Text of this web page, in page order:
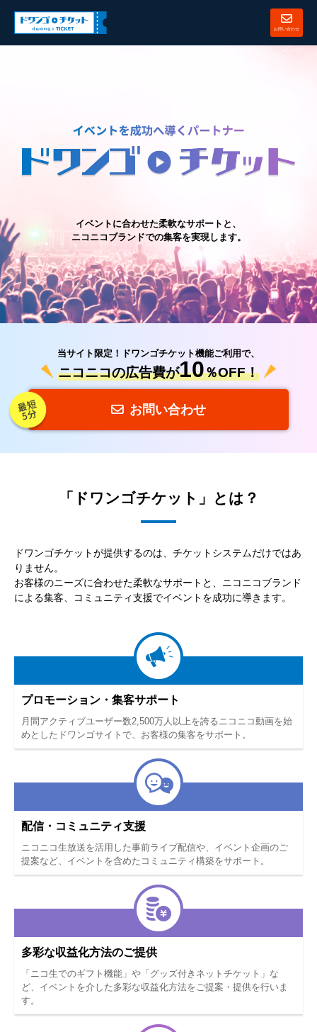
お問い合わせ
イベントに合わせた柔軟なサポートと、
ニコニコブランドでの集客を実現します。
当サイト限定！ドワンゴチケット機能ご利用で、
ニコニコの広告費が10％OFF！
お問い合わせ
「ドワンゴチケット」とは？
ドワンゴチケットが提供するのは、チケットシステムだけではあ
りません。
お客様のニーズに合わせた柔軟なサポートと、ニコニコブランド
による集客、コミュニティ支援でイベントを成功に導きます。
プロモーション・集客サポート
月間アクティブユーザー数2,500万人以上を誇るニコニコ動画を始
めとしたドワンゴサイトで、お客様の集客をサポート。
配信・コミュニティ支援
ニコニコ生放送を活用した事前ライブ配信や、イベント企画のご
提案など、イベントを含めたコミュニティ構築をサポート。
多彩な収益化方法のご提供
「ニコ生でのギフト機能」や「グッズ付きネットチケット」な
ど、イベントを介した多彩な収益化方法をご提案・提供を行いま
す。